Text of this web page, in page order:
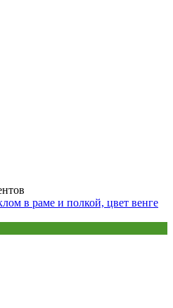
в раме и полкой, цвет венге